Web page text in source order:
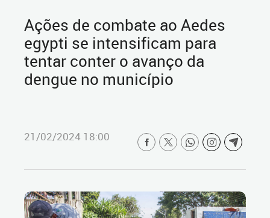
Ações de combate ao Aedes
egypti se intensificam para
tentar conter o avanço da
dengue no município
21/02/2024 18:00